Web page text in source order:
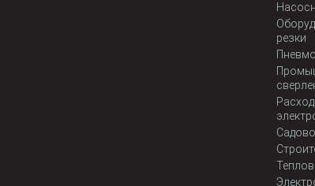
резки